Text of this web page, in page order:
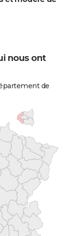
nous ont
de